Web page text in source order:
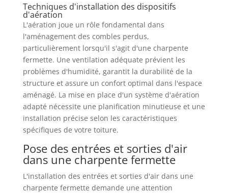
Techniques d'installation des dispositifs
d'aération
L'aération joue un rôle fondamental dans
l'aménagement des combles perdus,
particulièrement lorsqu'il s'agit d'une charpente
fermette. Une ventilation adéquate prévient les
problèmes d'humidité, garantit la durabilité de la
structure et assure un confort optimal dans l'espace
aménagé. La mise en place d'un système d'aération
adapté nécessite une planification minutieuse et une
installation précise selon les caractéristiques
spécifiques de votre toiture.
Pose des entrées et sorties d'air
dans une charpente fermette
L'installation des entrées et sorties d'air dans une
charpente fermette demande une attention